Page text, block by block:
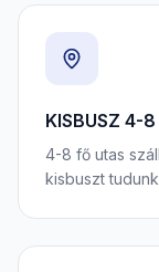
KISBUSZ 4-
4-8 fő utas
kisbuszt